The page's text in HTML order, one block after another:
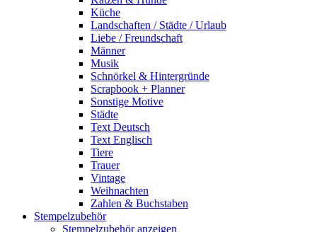
Küche
Landschaften / Städte / Urlaub
Liebe / Freundschaft
Männer
Musik
Schnörkel & Hintergründe
Scrapbook + Planner
Sonstige Motive
Städte
Text Deutsch
Text Englisch
Tiere
Trauer
Vintage
Weihnachten
Zahlen & Buchstaben
Stempelzubehör
Stempelzubehör anzeigen